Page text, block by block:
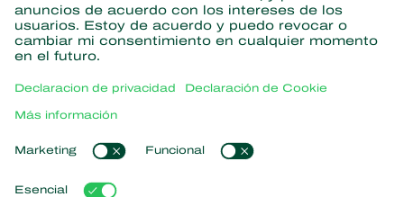
Partners with Nature
Avispas parasitoides
Nematodos benéficos
Microorganismos benéficos
Protección de cultivos
Acerca de Koppert
Noticias e información
Trabajar en Koppert
Enlaces populares
Experiencias de los usuarios